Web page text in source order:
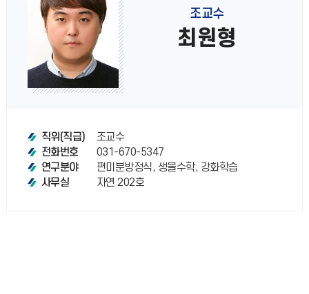
조교수
최원형
직위(직급)
조교수
전화번호
031-670-5347
연구분야
편미분방정식, 생물수학, 강화학습
사무실
자연 202호